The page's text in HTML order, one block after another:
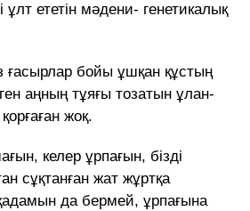
ететін мәдени- генетикалық
ғасырлар бойы ұшқан құстың
аңның тұяғы тозатын ұлан-
жоқ.
келер ұрпағын, бізді
сұқтанған жат жұртқа
да бермей, ұрпағына